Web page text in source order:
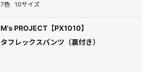
7色 10サイズ
M's PROJECT【PX1010】
タフレックスパンツ（裏付き）